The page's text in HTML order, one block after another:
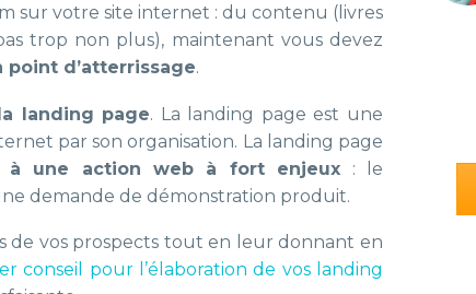
sur votre site internet : du contenu (livres
trop non plus), maintenant vous devez
d’atterrissage.
landing page. La landing page est une
par son organisation. La landing page
à une action web à fort enjeux : le
demande de démonstration produit.
de vos prospects tout en leur donnant en
conseil pour l’élaboration de vos landing